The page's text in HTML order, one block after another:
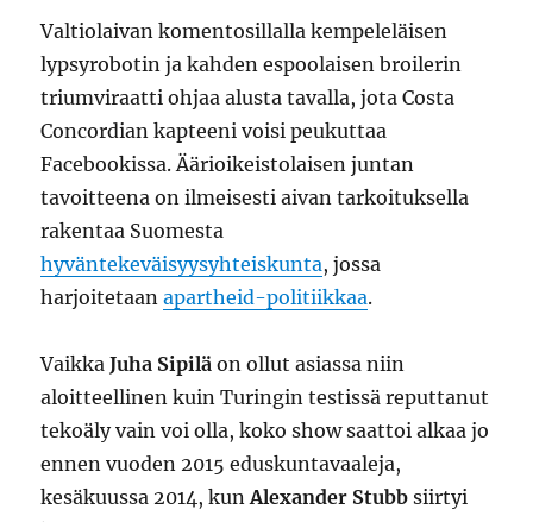
Valtiolaivan komentosillalla kempeleläisen
lypsyrobotin ja kahden espoolaisen broilerin
triumviraatti ohjaa alusta tavalla, jota Costa
Concordian kapteeni voisi peukuttaa
Facebookissa. Äärioikeistolaisen juntan
tavoitteena on ilmeisesti aivan tarkoituksella
rakentaa Suomesta
hyväntekeväisyysyhteiskunta, jossa
harjoitetaanapartheid-politiikkaa.
VaikkaJuha Sipilä on ollut asiassa niin
aloitteellinen kuin Turingin testissä reputtanut
tekoäly vain voi olla, koko show saattoi alkaa jo
ennen vuoden 2015 eduskuntavaaleja,
kesäkuussa 2014, kunAlexander Stubb siirtyi